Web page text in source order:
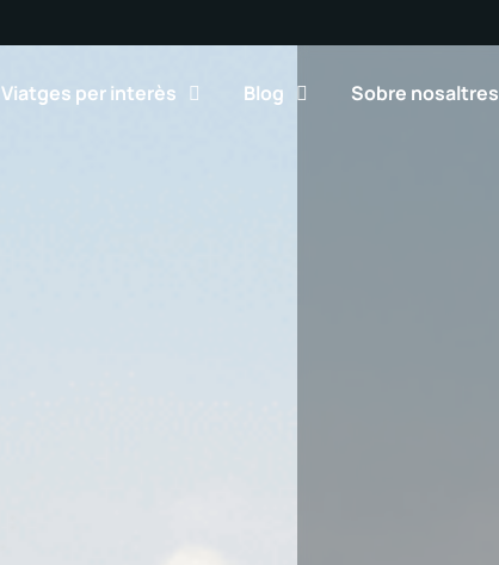
Viatges per interès Blog Sobre nosaltres